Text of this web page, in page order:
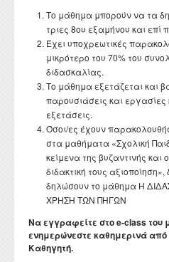
Ομότιμοι Καθηγητές
Διατελέσαντα μέλη ΔΕΠ
Επίτιμοι Καθηγητές
Επίτιμοι Διδάκτορες
Οδηγός σπουδών προπτυχιακού
Διάρκεια φοίτησης
Κατατακτήριες εξετάσεις
Τοπική Ιστορία, Πολιτισμός και
Αρχιτεκτονικής Κληρονομιάς:
Προσεγγίσεις και Ψηφιακές
Πολιτισμικές Σπουδές: Νέος
Ωρολόγιο Πρόγραμμα
Πρόγραμμα Εξεταστικής
Σύμβουλος σπουδών
ΔΟΑΤΑΠ
Εργαστήριο Νεότερης και
Εργαστήριο Βυζαντινών και
Εργαστήριο Τεχνολογίας,
Εκπαίδευση
Υγειονομική περίθαλψη
Δομή Συμβουλευτικής και
Σύλλογος αποφοίτων
Δραστηριότητες Τμήματος
Απολογισμοί πεπραγμένων του
Έντυπα
Κανονισμός Προπτυχιακού
Κανονισμός ακαδημαϊκού
Κανονισμός Προπτυχιακών
Κανονισμός Διδακτορικών
Κανονισμός Εκπόνησης
Κανονισμός Βιβλιοθήκης
Ο θεσμός του "Ακροατή
Επικοινωνία
Το μάθημα μπορούν να τα
τριες 8ου εξαμήνου και επί
Έχει υποχρεωτικές
μικρότερο του 70% του
διδασκαλίας.
Το μάθημα εξετάζεται και
παρουσιάσεις και εργασίες
εξετάσεις.
Όσοι/ες έχουν
στα μαθήματα «Σχολική
κείμενα της βυζαντινής και
διδακτική τους
δηλώσουν το μάθημα Η
ΧΡΗΣΗ ΤΩΝ ΠΗΓΩΝ
Να εγγραφείτε στο e-class του
ενημερώνεστε καθημερινά από
Καθηγητή.